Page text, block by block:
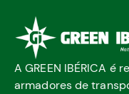
A GREEN IBÉRICA é
armadores de